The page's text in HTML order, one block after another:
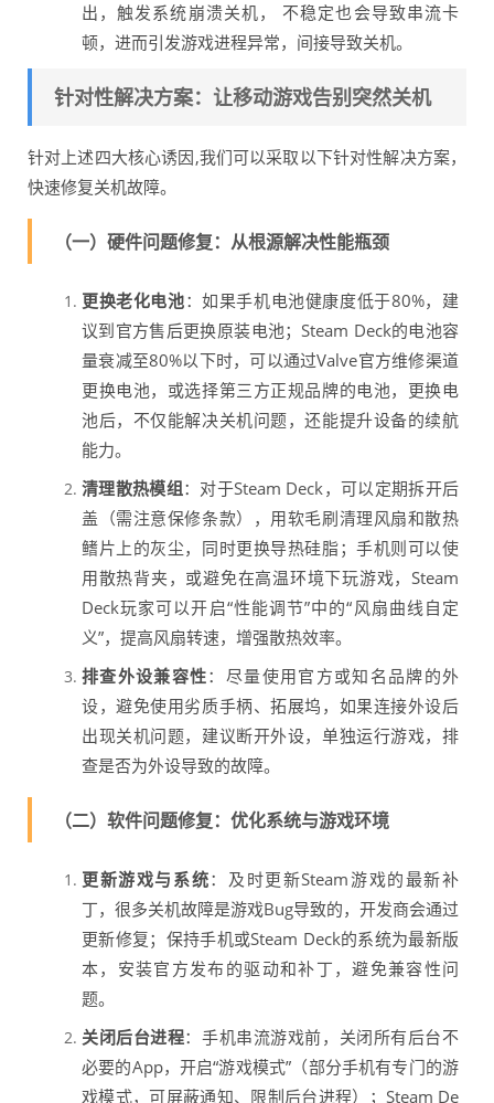
出，触发系统崩溃关机， 不稳定也会导致串流卡
顿，进而引发游戏进程异常，间接导致关机。
针对性解决方案：让移动游戏告别突然关机
针对上述四大核心诱因,我们可以采取以下针对性解决方案，
快速修复关机故障。
（一）硬件问题修复：从根源解决性能瓶颈
更换老化电池：如果手机电池健康度低于80%，建
议到官方售后更换原装电池；Steam Deck的电池容
量衰减至80%以下时，可以通过Valve官方维修渠道
更换电池，或选择第三方正规品牌的电池，更换电
池后，不仅能解决关机问题，还能提升设备的续航
能力。
清理散热模组：对于Steam Deck，可以定期拆开后
盖（需注意保修条款），用软毛刷清理风扇和散热
鳍片上的灰尘，同时更换导热硅脂；手机则可以使
用散热背夹，或避免在高温环境下玩游戏，Steam
Deck玩家可以开启“性能调节”中的“风扇曲线自定
义”，提高风扇转速，增强散热效率。
排查外设兼容性：尽量使用官方或知名品牌的外
设，避免使用劣质手柄、拓展坞，如果连接外设后
出现关机问题，建议断开外设，单独运行游戏，排
查是否为外设导致的故障。
（二）软件问题修复：优化系统与游戏环境
更新游戏与系统：及时更新Steam游戏的最新补
丁，很多关机故障是游戏Bug导致的，开发商会通过
更新修复；保持手机或Steam Deck的系统为最新版
本，安装官方发布的驱动和补丁，避免兼容性问
题。
关闭后台进程：手机串流游戏前，关闭所有后台不
必要的App，开启“游戏模式”（部分手机有专门的游
戏模式，可屏蔽通知、限制后台进程）；Steam De